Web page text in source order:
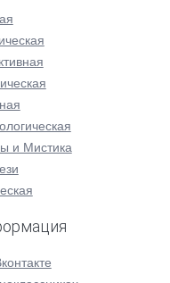
и Мистика